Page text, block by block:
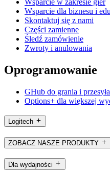
Wsparcie dla biznesu i
Skontaktuj się z nami
Części zamienne
Śledź zamówienie
Zwroty i anulowania
Oprogramowanie
GHub do grania i
Options+ dla większej
Logitech
ZOBACZ NASZE PRODUKTY
Dla wydajności